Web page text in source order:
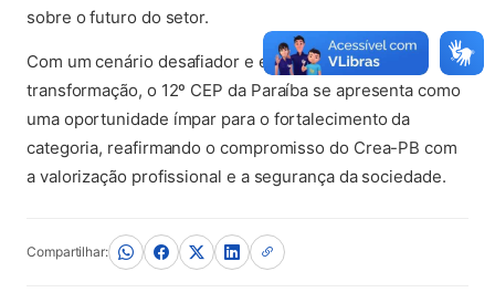
sobre o futuro do setor.
Com um cenário desafiador e em constante
transformação, o 12º CEP da Paraíba se apresenta como
uma oportunidade ímpar para o fortalecimento da
categoria, reafirmando o compromisso do Crea-PB com
a valorização profissional e a segurança da sociedade.
Compartilhar: